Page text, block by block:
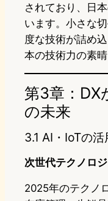
されており、日
います。小さな
度な技術が詰め
本の技術力の素
第3章：DX
の未来
3.1 AI・IoTの活
次世代テクノロ
2025年のテクノ